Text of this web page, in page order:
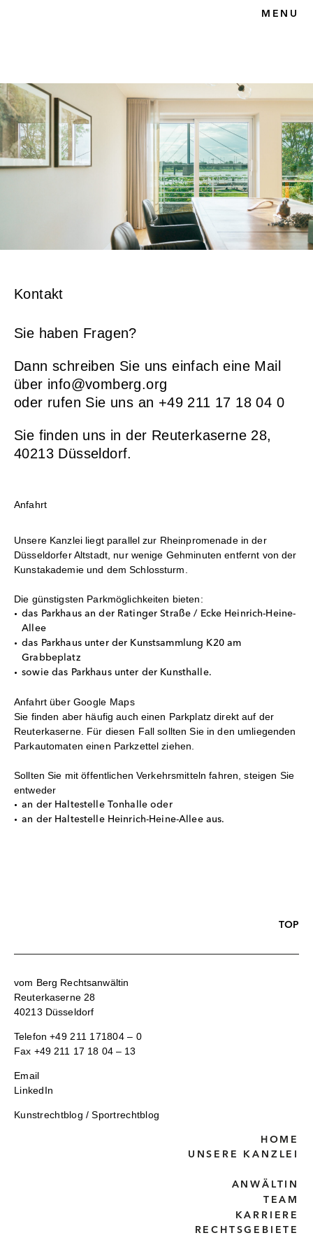
KARRIERE
RECHTSGEBIETE
KUNSTRECHT
ERBRECHT &
NACHLASSPFLEGSCH
AFT
MENU
Kontakt
Sie haben Fragen?
Dann schreiben Sie uns einfach eine Mail
über info@vomberg.org
oder rufen Sie uns an +49 211 17 18 04 0
Sie finden uns in der Reuterkaserne 28,
40213 Düsseldorf.
Anfahrt
Unsere Kanzlei liegt parallel zur Rheinpromenade in der
Düsseldorfer Altstadt, nur wenige Gehminuten entfernt von der
Kunstakademie und dem Schlossturm.
Die günstigsten Parkmöglichkeiten bieten:
das Parkhaus an der Ratinger Straße / Ecke Heinrich-Heine-
Allee
das Parkhaus unter der Kunstsammlung K20 am
Grabbeplatz
sowie das Parkhaus unter der Kunsthalle.
Anfahrt über Google Maps
Sie finden aber häufig auch einen Parkplatz direkt auf der
Reuterkaserne. Für diesen Fall sollten Sie in den umliegenden
Parkautomaten einen Parkzettel ziehen.
Sollten Sie mit öffentlichen Verkehrsmitteln fahren, steigen Sie
entweder
an der Haltestelle Tonhalle oder
an der Haltestelle Heinrich-Heine-Allee aus.
TOP
vom Berg Rechtsanwältin
Reuterkaserne 28
40213 Düsseldorf
Telefon+49 211 171804 – 0
Fax +49 211 17 18 04 – 13
Email
LinkedIn
Kunstrechtblog /Sportrechtblog
HOME
UNSERE KANZLEI
ANWÄLTIN
TEAM
KARRIERE
RECHTSGEBIETE